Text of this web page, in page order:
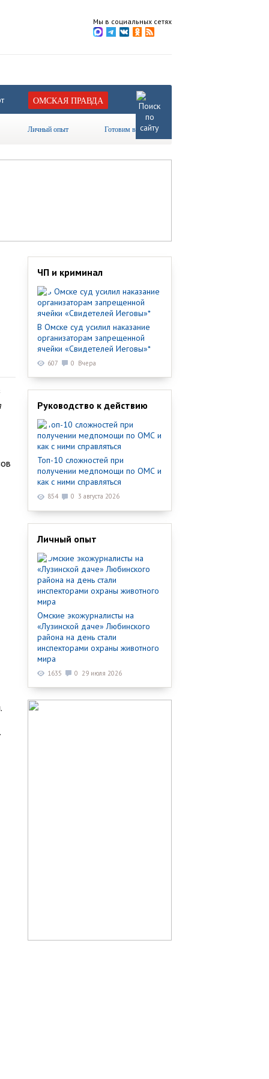
Мы в социальных сетях
ОМСКАЯ ПРАВДА
Личный опыт Готовим вместе
ЧП и криминал
В Омске суд усилил наказание
организаторам запрещенной
ячейки «Свидетелей Иеговы»*
607 0 Вчера
Руководство к действию
Топ-10 сложностей при
получении медпомощи по ОМС и
как с ними справляться
854 0 3 августа 2026
Личный опыт
Омские экожурналисты на
«Лузинской даче» Любинского
района на день стали
инспекторами охраны животного
мира
1635 0 29 июля 2026